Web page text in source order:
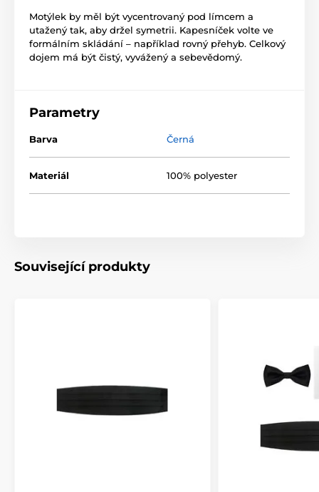
Motýlek by měl být vycentrovaný pod límcem a
utažený tak, aby držel symetrii. Kapesníček volte ve
formálním skládání – například rovný přehyb. Celkový
dojem má být čistý, vyvážený a sebevědomý.
Parametry
Barva Černá
Materiál 100% polyester
Související produkty